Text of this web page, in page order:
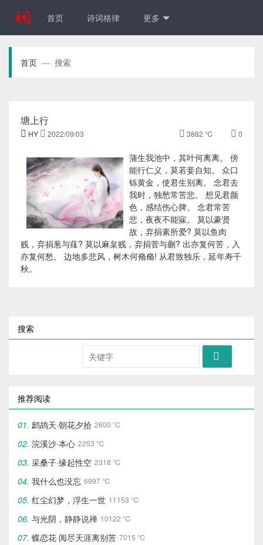
首页 诗词格律 更多
首页 — 搜索
塘上行
 HY  2022/09/03  3882 ℃  0
蒲生我池中，其叶何离离。 傍
能行仁义，莫若妾自知。 众口
铄黄金，使君生别离。 念君去
我时，独愁常苦悲。 想见君颜
色，感结伤心脾。 念君常苦
悲，夜夜不能寐。 莫以豪贤
故，弃捐素所爱? 莫以鱼肉
贱，弃捐葱与薤? 莫以麻枲贱，弃捐菅与蒯? 出亦复何苦，入
亦复何愁。 边地多悲风，树木何翛翛! 从君致独乐，延年寿千
秋。
搜索

推荐阅读
鹧鸪天·朝花夕拾 2600 ℃
浣溪沙·本心 2253 ℃
采桑子·缘起性空 2318 ℃
我什么也没忘 6997 ℃
红尘幻梦，浮生一世 11153 ℃
与光阴，静静说禅 10122 ℃
蝶恋花·阅尽天涯离别苦 7015 ℃